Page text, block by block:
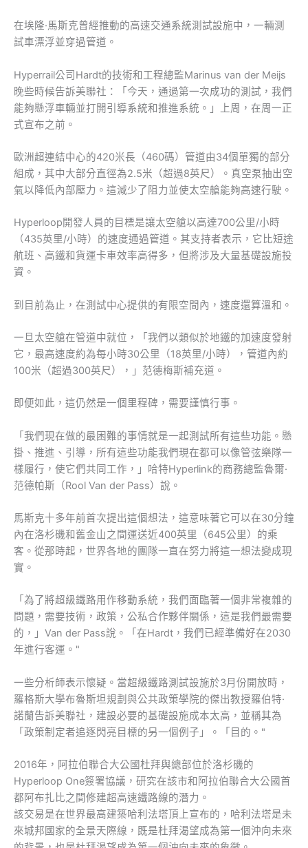
在埃隆·馬斯克曾經推動的高速交通系統測試設施中，一輛測
試車漂浮並穿過管道。
Hyperrail公司Hardt的技術和工程總監Marinus van der Meijs
晚些時候告訴美聯社：「今天，通過第一次成功的測試，我們
能夠懸浮車輛並打開引導系統和推進系統。」上周，在周一正
式宣布之前。
歐洲超連結中心的420米長（460碼）管道由34個單獨的部分
組成，其中大部分直徑為2.5米（超過8英尺）。真空泵抽出空
氣以降低內部壓力。這減少了阻力並使太空艙能夠高速行駛。
Hyperloop開發人員的目標是讓太空艙以高達700公里/小時
（435英里/小時）的速度通過管道。其支持者表示，它比短途
航班、高鐵和貨運卡車效率高得多，但將涉及大量基礎設施投
資。
到目前為止，在測試中心提供的有限空間內，速度還算溫和。
一旦太空艙在管道中就位，「我們以類似於地鐵的加速度發射
它，最高速度約為每小時30公里（18英里/小時），管道內約
100米（超過300英尺），」范德梅斯補充道。
即便如此，這仍然是一個里程碑，需要謹慎行事。
「我們現在做的最困難的事情就是一起測試所有這些功能。懸
掛、推進、引導，所有這些功能我們現在都可以像管弦樂隊一
樣履行，使它們共同工作，」哈特Hyperlink的商務總監魯爾·
范德帕斯（Rool Van der Pass）說。
馬斯克十多年前首次提出這個想法，這意味著它可以在30分鐘
內在洛杉磯和舊金山之間運送近400英里（645公里）的乘
客。從那時起，世界各地的團隊一直在努力將這一想法變成現
實。
「為了將超級鐵路用作移動系統，我們面臨著一個非常複雜的
問題，需要技術，政策，公私合作夥伴關係，這是我們最需要
的，」Van der Pass說。「在Hardt，我們已經準備好在2030
年進行客運。"
一些分析師表示懷疑。當超級鐵路測試設施於3月份開放時，
羅格斯大學布魯斯坦規劃與公共政策學院的傑出教授羅伯特·
諾蘭告訴美聯社，建設必要的基礎設施成本太高，並稱其為
「政策制定者追逐閃亮目標的另一個例子」。「目的。"
2016年，阿拉伯聯合大公國杜拜與總部位於洛杉磯的
Hyperloop One簽署協議，研究在該市和阿拉伯聯合大公國首
都阿布扎比之間修建超高速鐵路線的潛力。
該交易是在世界最高建築哈利法塔頂上宣布的，哈利法塔是未
來城邦國家的全景天際線，既是杜拜渴望成為第一個沖向未來